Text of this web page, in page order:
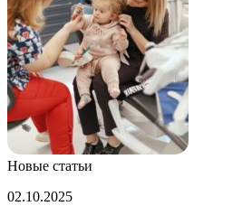
Новые статьи
Кардиолог
02.10.2025